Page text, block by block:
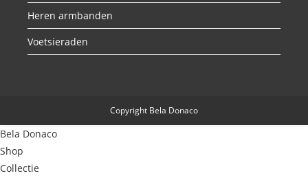
Heren armbanden
Voetsieraden
Copyright Bela Donaco
Bela Donaco
Shop
Collectie